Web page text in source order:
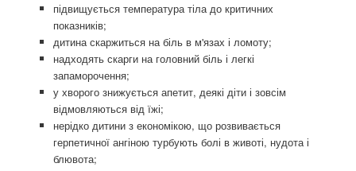
підвищується температура тіла до критичних
показників;
дитина скаржиться на біль в м'язах і ломоту;
надходять скарги на головний біль і легкі
запаморочення;
у хворого знижується апетит, деякі діти і зовсім
відмовляються від їжі;
нерідко дитини з економікою, що розвивається
герпетичної ангіною турбують болі в животі, нудота і
блювота;